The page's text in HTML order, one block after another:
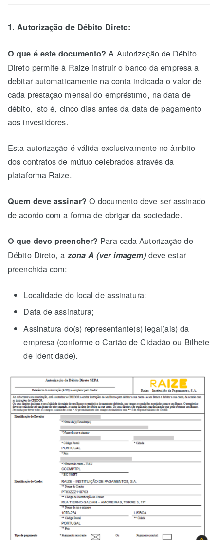
1. Autorização de Débito Direto:
O que é este documento? A Autorização de Débito
Direto permite à Raize instruir o banco da empresa a
debitar automaticamente na conta indicada o valor de
cada prestação mensal do empréstimo, na data de
débito, isto é, cinco dias antes da data de pagamento
aos investidores.
Esta autorização é válida exclusivamente no âmbito
dos contratos de mútuo celebrados através da
plataforma Raize.
Quem deve assinar? O documento deve ser assinado
de acordo com a forma de obrigar da sociedade.
O que devo preencher? Para cada Autorização de
Débito Direto, a zona A (ver imagem)deve estar
preenchida com:
Localidade do local de assinatura;
Data de assinatura;
Assinatura do(s) representante(s) legal(ais) da
empresa (conforme o Cartão de Cidadão ou Bilhete
de Identidade).